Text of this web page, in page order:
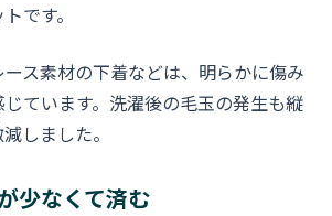
です。
ス素材の下着などは、明らかに傷み
ています。洗濯後の毛玉の発生も縦
しました。
少なくて済む